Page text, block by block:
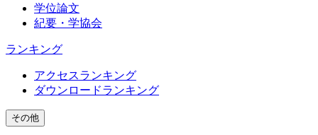
学位論文
紀要・学協会
ランキング
アクセスランキング
ダウンロードランキング
その他